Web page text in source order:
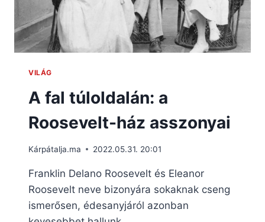
VILÁG
A fal túloldalán: a
Roosevelt-ház asszonyai
Kárpátalja.ma 2022.05.31. 20:01
Franklin Delano Roosevelt és Eleanor
Roosevelt neve bizonyára sokaknak cseng
ismerősen, édesanyjáról azonban